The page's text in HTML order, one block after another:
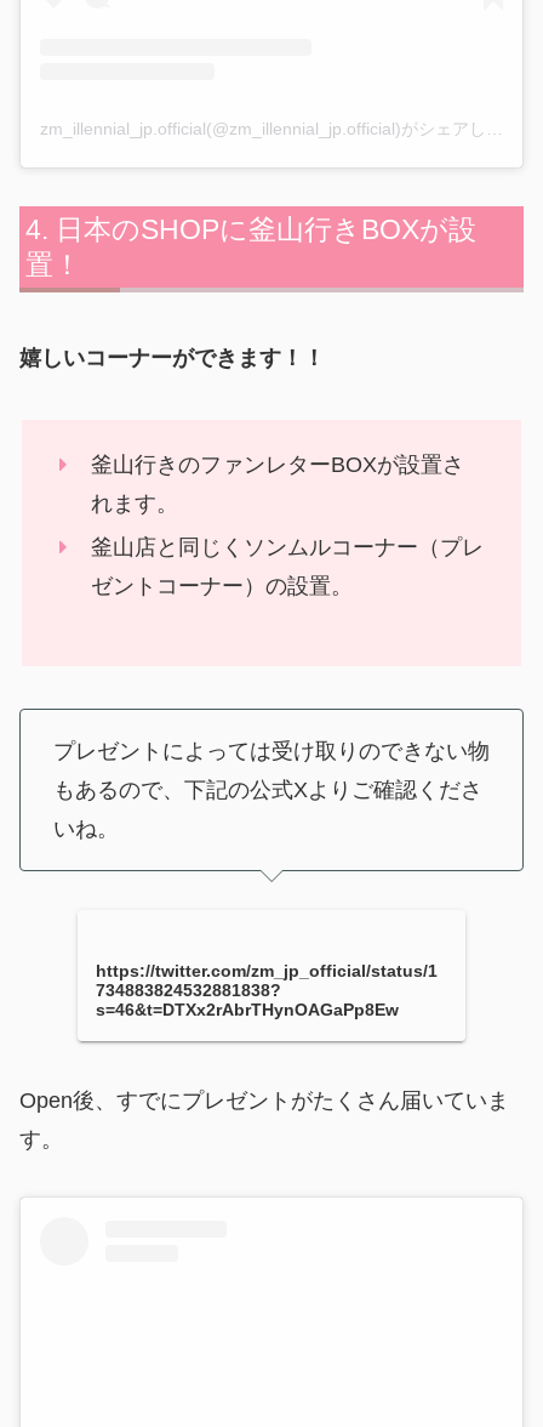
zm_illennial_jp.official(@zm_illennial_jp.official)がシェアした投稿
日本のSHOPに釜山行きBOXが設
置！
嬉しいコーナーができます！！
釜山行きのファンレターBOXが設置さ
れます。
釜山店と同じくソンムルコーナー（プレ
ゼントコーナー）の設置。
プレゼントによっては受け取りのできない物
もあるので、下記の公式Xよりご確認くださ
いね。
https://twitter.com/zm_jp_official/status/1
734883824532881838?
s=46&t=DTXx2rAbrTHynOAGaPp8Ew
Open後、すでにプレゼントがたくさん届いていま
す。